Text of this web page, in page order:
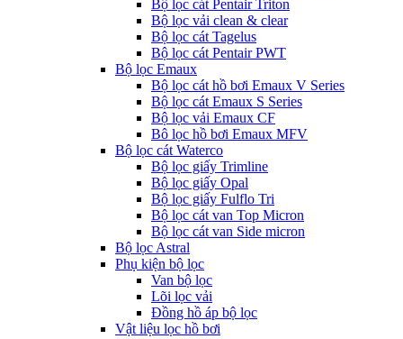
Bộ lọc cát Pentair Triton
Bộ lọc vải clean & clear
Bộ lọc cát Tagelus
Bộ lọc cát Pentair PWT
Bộ lọc Emaux
Bộ lọc cát hồ bơi Emaux V Series
Bộ lọc cát Emaux S Series
Bộ lọc vải Emaux CF
Bô lọc hồ bơi Emaux MFV
Bộ lọc cát Waterco
Bộ lọc giấy Trimline
Bộ lọc giấy Opal
Bộ lọc giấy Fulflo Tri
Bộ lọc cát van Top Micron
Bộ lọc cát van Side micron
Bộ lọc Astral
Phụ kiện bộ lọc
Van bộ lọc
Lõi lọc vải
Đồng hồ áp bộ lọc
Vật liệu lọc hồ bơi